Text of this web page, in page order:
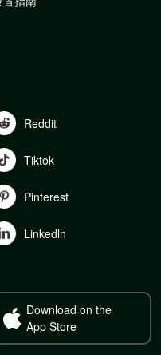
Reddit
Tiktok
Pinterest
Linkedln
Download on the
App Store